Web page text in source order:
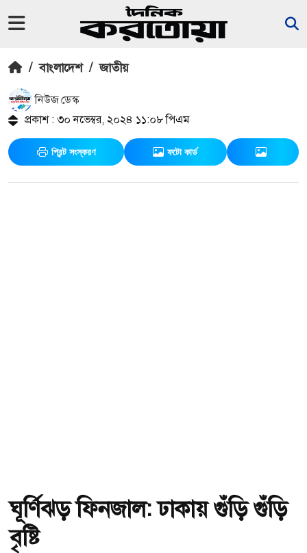
/ বাংলাদেশ / জাতীয়
নিউজ ডেস্ক
প্রকাশ : ৩০ নভেম্বর, ২০২৪ ১১:০৮ পিএম
প্রিন্ট সংস্করণ ফটো কার্ড
ঘূর্ণিঝড় ফিনজাল: ঢাকায় গুঁড়ি গুঁড়ি
বৃষ্টি